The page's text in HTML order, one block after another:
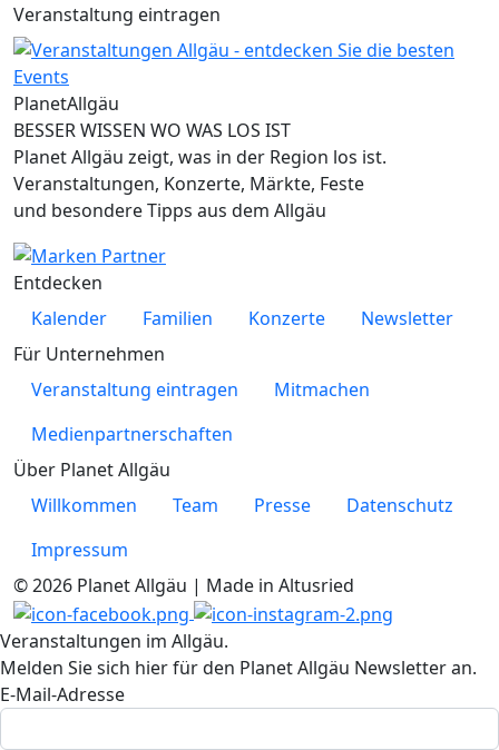
Veranstaltung eintragen
PlanetAllgäu
BESSER WISSEN WO WAS LOS IST
Planet Allgäu zeigt, was in der Region los ist.
Veranstaltungen, Konzerte, Märkte, Feste
und besondere Tipps aus dem Allgäu
Entdecken
Kalender
Familien Konzerte
Newsletter
Für Unternehmen
Veranstaltung eintragen
Mitmachen
Medienpartnerschaften
Über Planet Allgäu
Willkommen
Team Presse
Datenschutz
Impressum
© 2026 Planet Allgäu | Made in Altusried
Veranstaltungen im Allgäu.
Melden Sie sich hier für den Planet Allgäu Newsletter an.
E-Mail-Adresse